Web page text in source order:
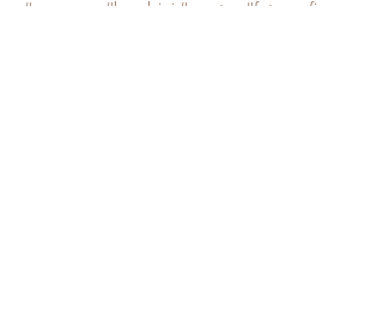
#rassegne #bambini #mostre #fotografia